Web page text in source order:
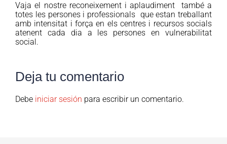
Vaja el nostre reconeixement i aplaudiment també a
totes les persones i professionals que estan treballant
amb intensitat i força en els centres i recursos socials
atenent cada dia a les persones en vulnerabilitat
social.
Deja tu comentario
Debe iniciar sesión para escribir un comentario.